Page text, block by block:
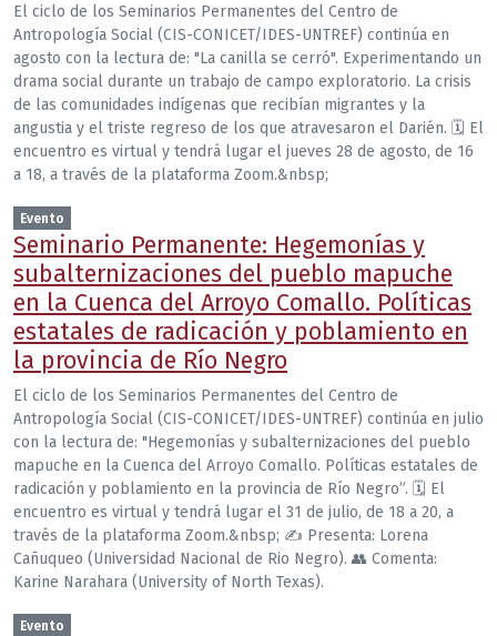
El ciclo de los Seminarios Permanentes del Centro de
Antropología Social (CIS-CONICET/IDES-UNTREF) continúa en
agosto con la lectura de: "La canilla se cerró". Experimentando un
drama social durante un trabajo de campo exploratorio. La crisis
de las comunidades indígenas que recibían migrantes y la
angustia y el triste regreso de los que atravesaron el Darién. 🗓 El
encuentro es virtual y tendrá lugar el jueves 28 de agosto, de 16
a 18, a través de la plataforma Zoom.&nbsp;
Evento
Seminario Permanente: Hegemonías y
subalternizaciones del pueblo mapuche
en la Cuenca del Arroyo Comallo. Políticas
estatales de radicación y poblamiento en
la provincia de Río Negro
El ciclo de los Seminarios Permanentes del Centro de
Antropología Social (CIS-CONICET/IDES-UNTREF) continúa en julio
con la lectura de: "Hegemonías y subalternizaciones del pueblo
mapuche en la Cuenca del Arroyo Comallo. Políticas estatales de
radicación y poblamiento en la provincia de Río Negro”. 🗓 El
encuentro es virtual y tendrá lugar el 31 de julio, de 18 a 20, a
través de la plataforma Zoom.&nbsp; ✍️ Presenta: Lorena
Cañuqueo (Universidad Nacional de Rio Negro). 👥 Comenta:
Karine Narahara (University of North Texas).
Evento